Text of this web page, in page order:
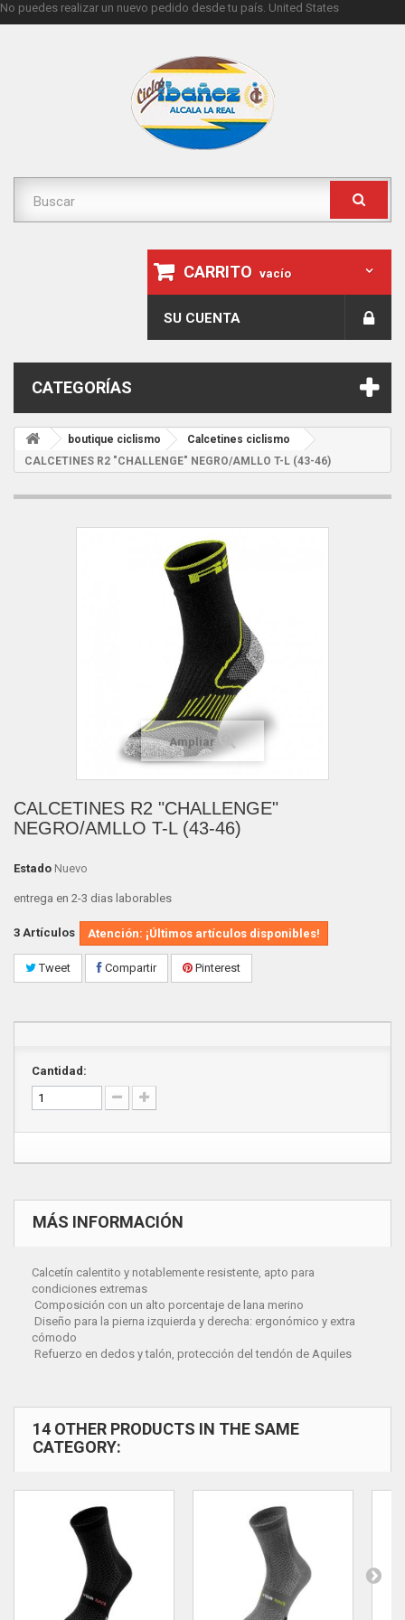
No puedes realizar un nuevo pedido desde tu país. United States
CARRITO vacío
SU CUENTA
CATEGORÍAS
boutique ciclismo
Calcetines ciclismo
CALCETINES R2 "CHALLENGE" NEGRO/AMLLO T-L (43-46)
Ampliar
CALCETINES R2 "CHALLENGE"
NEGRO/AMLLO T-L (43-46)
Estado Nuevo
entrega en 2-3 dias laborables
3 Artículos Atención: ¡Últimos artículos disponibles!
Tweet Compartir Pinterest
Cantidad:
MÁS INFORMACIÓN
Calcetín calentito y notablemente resistente, apto para
condiciones extremas
Composición con un alto porcentaje de lana merino
Diseño para la pierna izquierda y derecha: ergonómico y extra
cómodo
Refuerzo en dedos y talón, protección del tendón de Aquiles
14 OTHER PRODUCTS IN THE SAME
CATEGORY: